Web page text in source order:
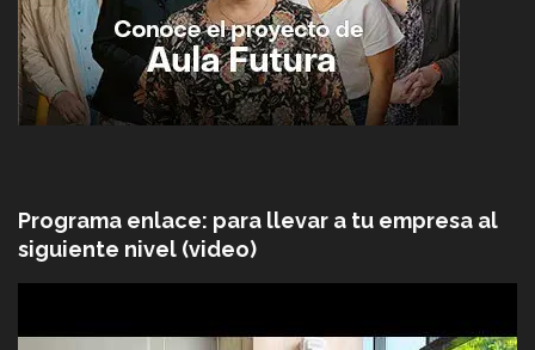
Programa enlace: para llevar a tu empresa al
siguiente nivel (video)